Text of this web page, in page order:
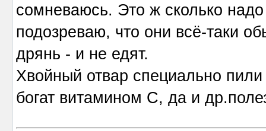
сомневаюсь. Это ж сколько
подозреваю, что они всё-таки
дрянь - и не едят.
Хвойный отвар специально
богат витамином С, да и